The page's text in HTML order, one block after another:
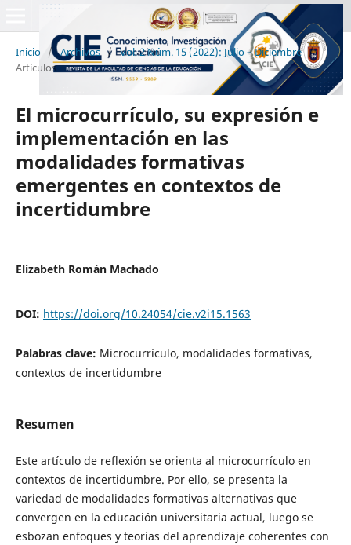
Inicio / Archivos / Vol. 2 Núm. 15 (2022): Julio – Diciembre /
Artículos
El microcurrículo, su expresión e
implementación en las
modalidades formativas
emergentes en contextos de
incertidumbre
Elizabeth Román Machado
DOI: https://doi.org/10.24054/cie.v2i15.1563
Palabras clave: Microcurrículo, modalidades formativas,
contextos de incertidumbre
Resumen
Este artículo de reflexión se orienta al microcurrículo en
contextos de incertidumbre. Por ello, se presenta la
variedad de modalidades formativas alternativas que
convergen en la educación universitaria actual, luego se
esbozan enfoques y teorías del aprendizaje coherentes con